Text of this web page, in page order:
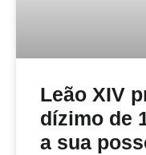
Leão XIV
dízimo de
a sua